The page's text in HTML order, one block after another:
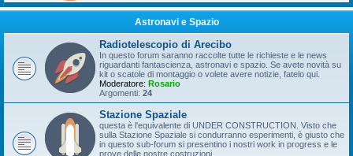
Astronavi e Spazio
Radiotelescopio di Arecibo
In questo forum saranno raccolte tutte le richieste e le news
riguardanti fantascienza, astronavi e spazio. Se avete novità su
kit o scatole di montaggio o volete avere notizie, fatelo qui.
Moderatore: Rosario
Argomenti: 24
Stazione Spaziale
questa è l'equivalente di UNDER CONSTRUCTION. Visto che
sulla Stazione Spaziale si condurranno esperimenti, è giusto che
in questo sub-forum si presentino i nostri work in progress e le
prove delle nostre costruzioni.